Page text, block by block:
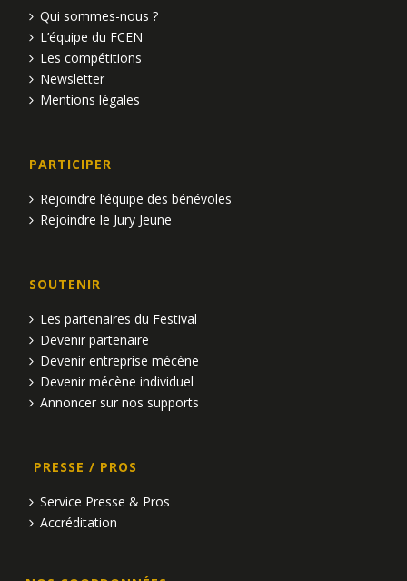
Qui sommes-nous ?
L’équipe du FCEN
Les compétitions
Newsletter
Mentions légales
PARTICIPER
Rejoindre l’équipe des bénévoles
Rejoindre le Jury Jeune
SOUTENIR
Les partenaires du Festival
Devenir partenaire
Devenir entreprise mécène
Devenir mécène individuel
Annoncer sur nos supports
PRESSE / PROS
Service Presse & Pros
Accréditation